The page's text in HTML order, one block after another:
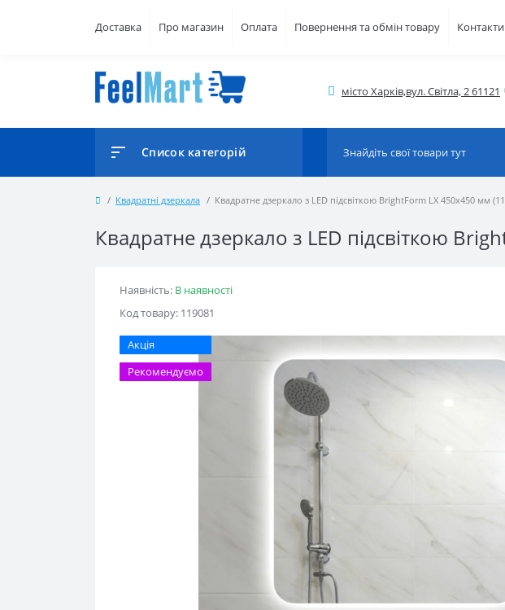
Доставка Про магазин Оплата Повернення та обмін товару Контакти
місто Харків,вул. Світла, 2 61121
Список категорій
Квадратні дзеркала Квадратне дзеркало з LED підсвіткою BrightForm LX 450x450 мм
Квадратне дзеркало з LED підсвіткою
Наявність: В наявності
Код товару: 119081
Акція
Рекомендуємо